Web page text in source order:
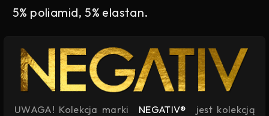
5% poliamid, 5% elastan.
UWAGA! Kolekcja marki NEGATIV®
jest kolekcją